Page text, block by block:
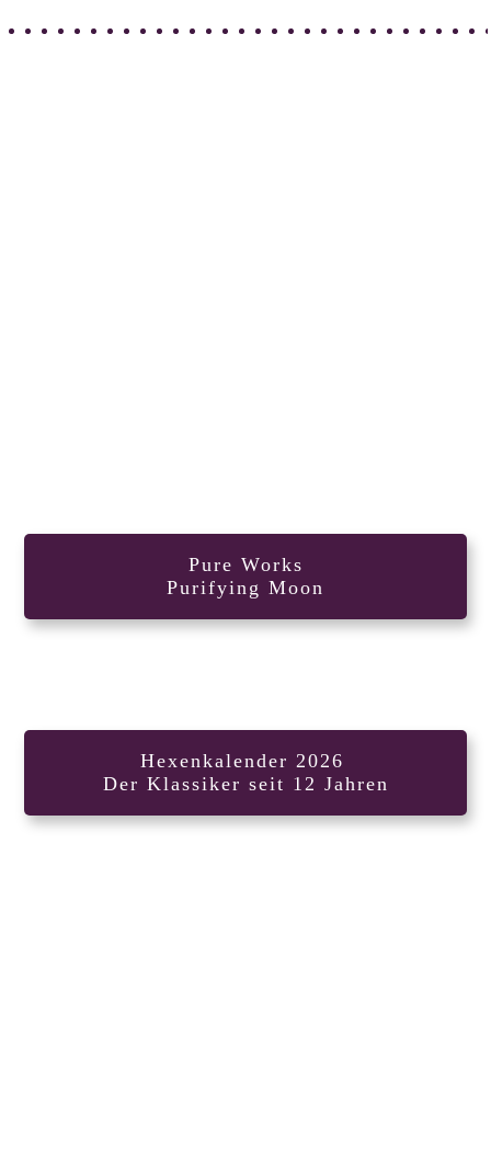
Pure Works
Purifying Moon
Hexenkalender 2026
Der Klassiker seit 12 Jahren